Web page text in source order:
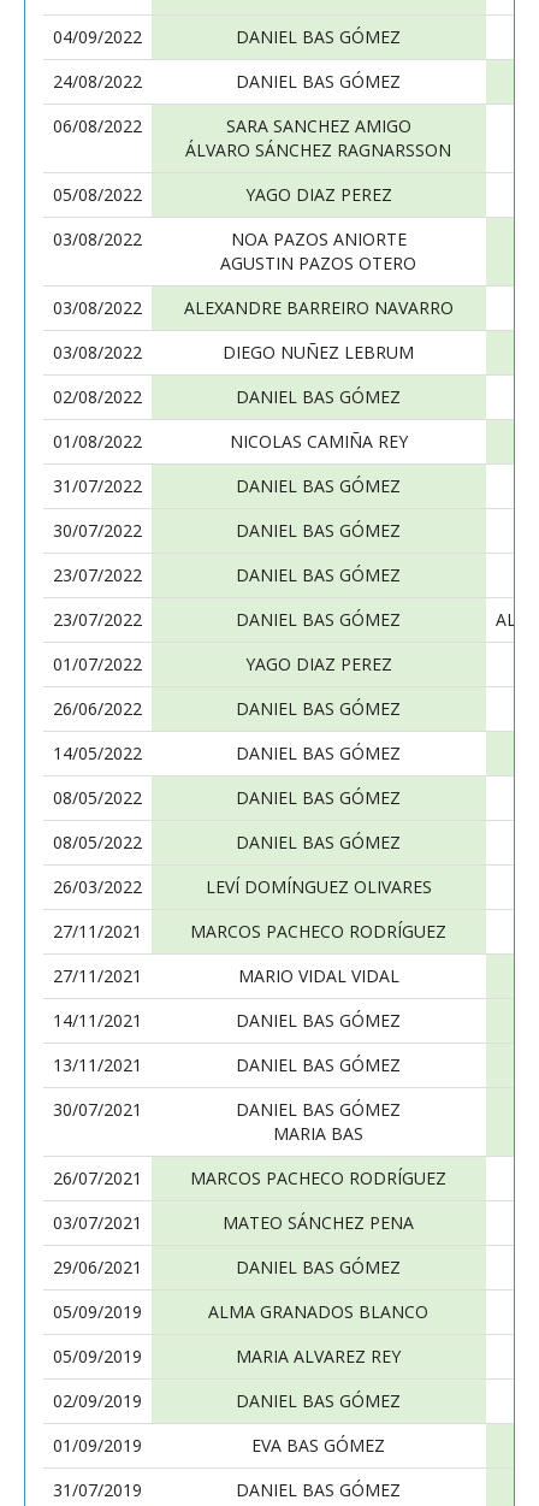
04/09/2022
DANIEL BAS GÓMEZ
24/08/2022
DANIEL BAS GÓMEZ
06/08/2022
SARA SANCHEZ AMIGO
ÁLVARO SÁNCHEZ RAGNARSSON
05/08/2022
YAGO DIAZ PEREZ
03/08/2022
NOA PAZOS ANIORTE
AGUSTIN PAZOS OTERO
03/08/2022
ALEXANDRE BARREIRO NAVARRO
03/08/2022
DIEGO NUÑEZ LEBRUM
02/08/2022
DANIEL BAS GÓMEZ
01/08/2022
NICOLAS CAMIÑA REY
31/07/2022
DANIEL BAS GÓMEZ
30/07/2022
DANIEL BAS GÓMEZ
23/07/2022
DANIEL BAS GÓMEZ
23/07/2022
DANIEL BAS GÓMEZ
01/07/2022
YAGO DIAZ PEREZ
26/06/2022
DANIEL BAS GÓMEZ
14/05/2022
DANIEL BAS GÓMEZ
08/05/2022
DANIEL BAS GÓMEZ
08/05/2022
DANIEL BAS GÓMEZ
26/03/2022
LEVÍ DOMÍNGUEZ OLIVARES
27/11/2021
MARCOS PACHECO RODRÍGUEZ
27/11/2021
MARIO VIDAL VIDAL
14/11/2021
DANIEL BAS GÓMEZ
13/11/2021
DANIEL BAS GÓMEZ
30/07/2021
DANIEL BAS GÓMEZ
MARIA BAS
26/07/2021
MARCOS PACHECO RODRÍGUEZ
03/07/2021
MATEO SÁNCHEZ PENA
29/06/2021
DANIEL BAS GÓMEZ
05/09/2019
ALMA GRANADOS BLANCO
05/09/2019
MARIA ALVAREZ REY
02/09/2019
DANIEL BAS GÓMEZ
01/09/2019
EVA BAS GÓMEZ
31/07/2019
DANIEL BAS GÓMEZ